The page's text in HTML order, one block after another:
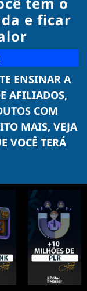
e ficar
ENSINAR A
AFILIADOS,
COM
MAIS, VEJA
VOCÊ TERÁ